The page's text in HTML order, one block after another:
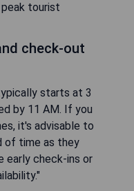
tourist
check-out
starts at 3
by 11 AM. If you
it's advisable to
of time as they
early check-ins or